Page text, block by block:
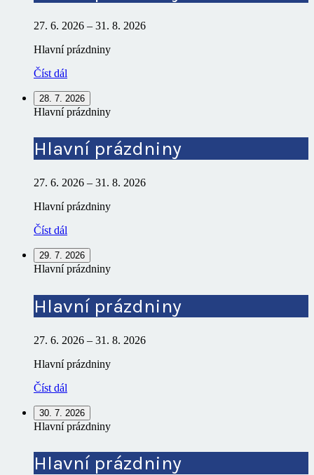
27. 6. 2026 – 31. 8. 2026
Hlavní prázdniny
Číst dál
28. 7. 2026
Hlavní prázdniny
Hlavní prázdniny
27. 6. 2026 – 31. 8. 2026
Hlavní prázdniny
Číst dál
29. 7. 2026
Hlavní prázdniny
Hlavní prázdniny
27. 6. 2026 – 31. 8. 2026
Hlavní prázdniny
Číst dál
30. 7. 2026
Hlavní prázdniny
Hlavní prázdniny